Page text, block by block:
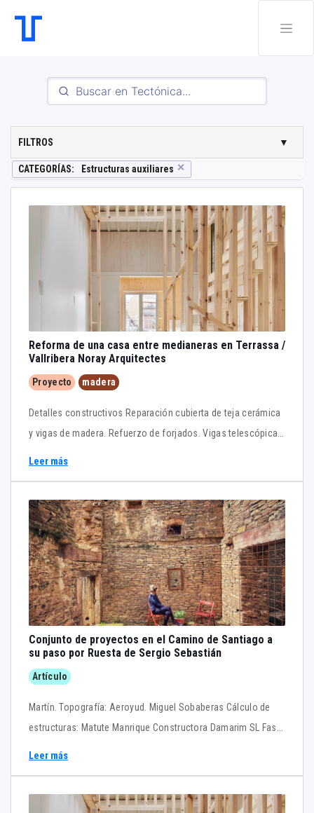
FILTROS ▼
CATEGORÍAS: Estructuras auxiliares ✕
Reforma de una casa entre medianeras en Terrassa /
Vallribera Noray Arquitectes
Proyecto madera
Detalles constructivos Reparación cubierta de teja cerámica
y vigas de madera. Refuerzo de forjados. Vigas telescópicas.
Leer más
Conjunto de proyectos en el Camino de Santiago a
su paso por Ruesta de Sergio Sebastián
Artículo
Martín. Topografía: Aeroyud. Miguel Sobaberas Cálculo de
estructuras: Matute Manrique Constructora Damarim SL Fase
Yesa Equipo Director: Sergio Sebastián Franco Arquitecto
Leer más